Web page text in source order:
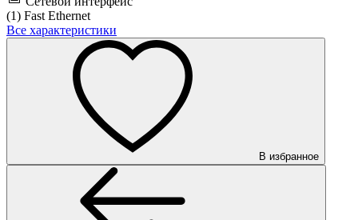
(1) Fast Ethernet
Все характеристики
В избранное